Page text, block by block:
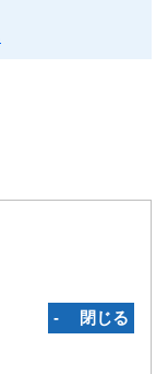
‐ 閉じる